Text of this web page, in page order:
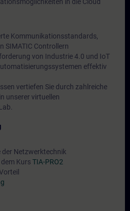
Kommunikationsstandards,
SIMATIC Controllern
von Industrie 4.0 und IoT
effektiv
vertiefen Sie durch zahlreiche
unserer virtuellen
der Netzwerktechnik
Kurs TIA-PRO2